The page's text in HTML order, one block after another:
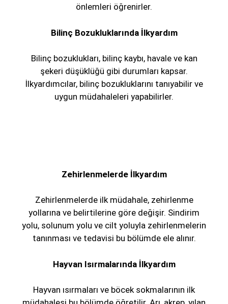
önlemleri öğrenirler.
Bilinç Bozukluklarında İlkyardım
Bilinç bozuklukları, bilinç kaybı, havale ve kan
şekeri düşüklüğü gibi durumları kapsar.
İlkyardımcılar, bilinç bozukluklarını tanıyabilir ve
uygun müdahaleleri yapabilirler.
Zehirlenmelerde İlkyardım
Zehirlenmelerde ilk müdahale, zehirlenme
yollarına ve belirtilerine göre değişir. Sindirim
yolu, solunum yolu ve cilt yoluyla zehirlenmelerin
tanınması ve tedavisi bu bölümde ele alınır.
Hayvan Isırmalarında İlkyardım
Hayvan ısırmaları ve böcek sokmalarının ilk